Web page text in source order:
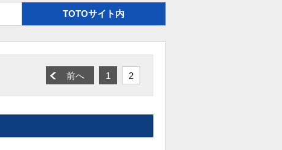
TOTOサイト内
前へ 1 2